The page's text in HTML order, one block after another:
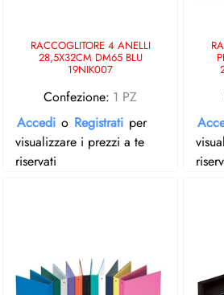
RACCOGLITORE 4 ANELLI
28,5X32CM DM65 BLU
19NIK007
Confezione: 1 PZ
Accedi o Registrati per
visualizzare i prezzi a te
riservati